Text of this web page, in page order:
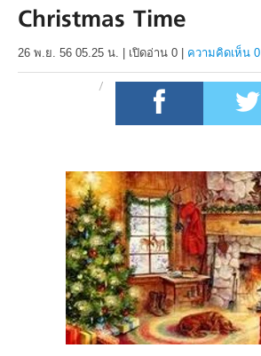
Christmas Time
26 พ.ย. 56 05.25 น. เปิดอ่าน 0 ความคิดเห็น 0